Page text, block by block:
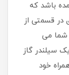
باشد که
در قسمتی از
شما می
سیلندر گاز
خود